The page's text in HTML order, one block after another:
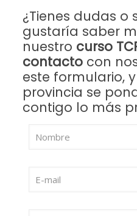
¿Tienes dudas o
gustaría saber
nuestro curso
contacto con
este formulario,
provincia se
contigo lo más